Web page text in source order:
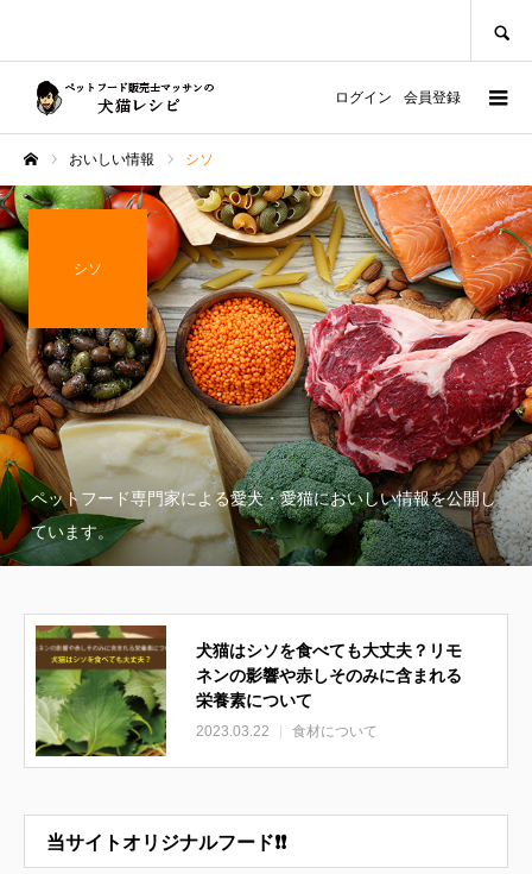
ログイン 会員登録
おいしい情報 シソ
シソ
ペットフード専門家による愛犬・愛猫においしい情報を公開し
ています。
犬猫はシソを食べても大丈夫？リモ
ネンの影響や赤しそのみに含まれる
栄養素について
2023.03.22 食材について
当サイトオリジナルフード❗❗